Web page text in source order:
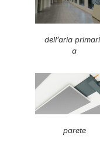
dell’aria
a
parete